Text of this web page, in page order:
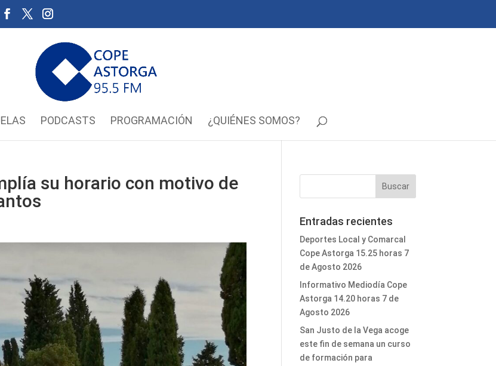
PODCASTS PROGRAMACIÓN ¿QUIÉNES SOMOS?
su horario con motivo de
Entradas recientes
Deportes Local y Comarcal
Cope Astorga 15.25 horas 7
de Agosto 2026
Informativo Mediodía Cope
Astorga 14.20 horas 7 de
Agosto 2026
San Justo de la Vega acoge
este fin de semana un curso
de formación para